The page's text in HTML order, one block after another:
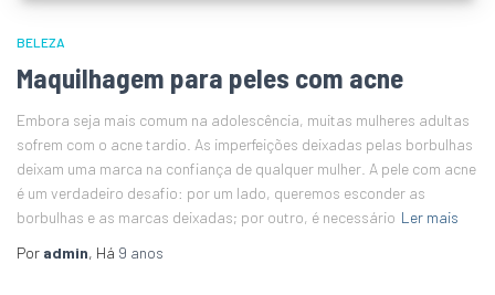
BELEZA
Maquilhagem para peles com acne
Embora seja mais comum na adolescência, muitas mulheres adultas
sofrem com o acne tardio. As imperfeições deixadas pelas borbulhas
deixam uma marca na confiança de qualquer mulher. A pele com acne
é um verdadeiro desafio: por um lado, queremos esconder as
borbulhas e as marcas deixadas; por outro, é necessário Ler mais
Por admin, Há 9 anos